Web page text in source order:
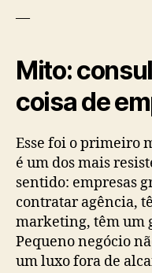
—
Mito:
coisa de
Esse foi o primeiro
é um dos mais
sentido: empresas
contratar agência,
marketing, têm um
Pequeno negócio
um luxo fora de